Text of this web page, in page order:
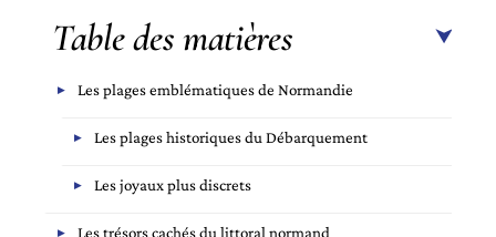
Table des matières
Les plages emblématiques de Normandie
Les plages historiques du Débarquement
Les joyaux plus discrets
Les trésors cachés du littoral normand